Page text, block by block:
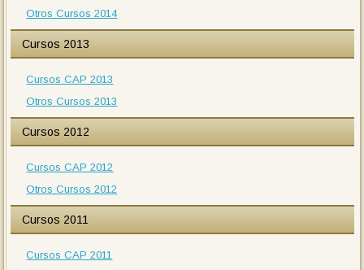
Otros Cursos 2014
Cursos 2013
Cursos CAP 2013
Otros Cursos 2013
Cursos 2012
Cursos CAP 2012
Otros Cursos 2012
Cursos 2011
Cursos CAP 2011